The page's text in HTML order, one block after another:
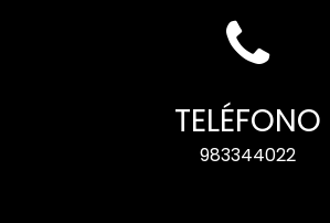
TELÉFONO
983344022